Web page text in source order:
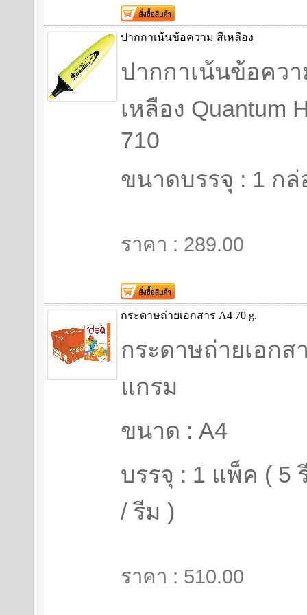
ปากกาเน้นข้อความ สีเหลือง
ปากกาเน้นข้อคว
เหลือง Quantum
710
ขนาดบรรจุ : 1 กล่
ราคา : 289.00
กระดาษถ่ายเอกสาร A4 70 g.
กระดาษถ่ายเอกส
แกรม
ขนาด : A4
บรรจุ : 1 แพ็ค ( 5
/ รีม )
ราคา : 510.00